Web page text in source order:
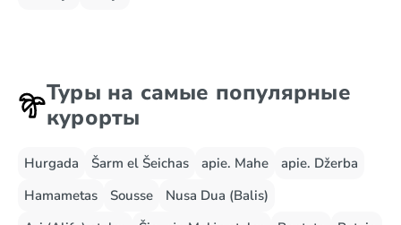
Туры на самые популярные
курорты
Hurgada Šarm el Šeichas apie. Mahe
apie. Džerba
Hamametas
Sousse
Nusa Dua (Balis)